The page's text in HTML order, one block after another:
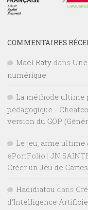
COMMENTAIRES
Maël Raty dans
numérique
La méthode ultime
pédagogique -
version du GOP
Le jeu, arme ultime
ePortFolio | JN
Créer un Jeu de
Hadidiatou dans
d’Intelligence